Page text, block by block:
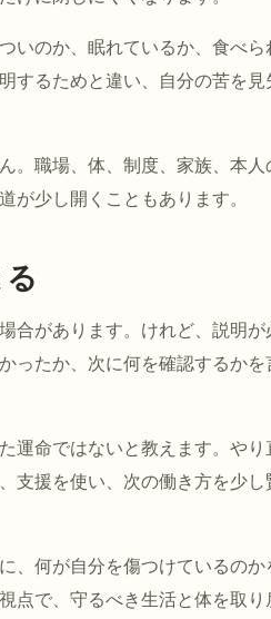
いのか、眠れているか、食べら
するためと違い、自分の苦を見
。職場、体、制度、家族、本人
が少し開くこともあります。
合があります。けれど、説明が
ったか、次に何を確認するかを
運命ではないと教えます。やり
支援を使い、次の働き方を少し
、何が自分を傷つけているのか
点で、守るべき生活と体を取り